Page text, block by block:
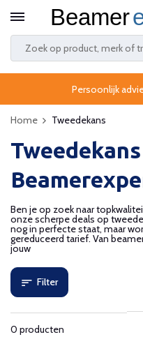
Persoonlijk
Home Tweedekans
Ben je op zoek naar
onze scherpe deals op
nog in perfecte staat, maar
gereduceerd tarief. Van
jouw
Filter
0 producten